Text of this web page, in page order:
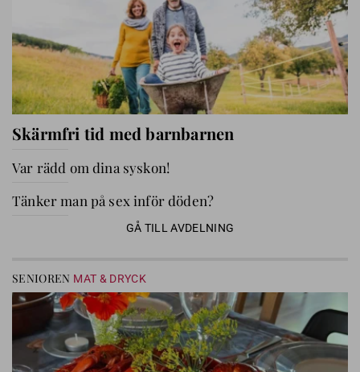
Skärmfri tid med barnbarnen
Var rädd om dina syskon!
Tänker man på sex inför döden?
GÅ TILL AVDELNING
SENIOREN MAT & DRYCK